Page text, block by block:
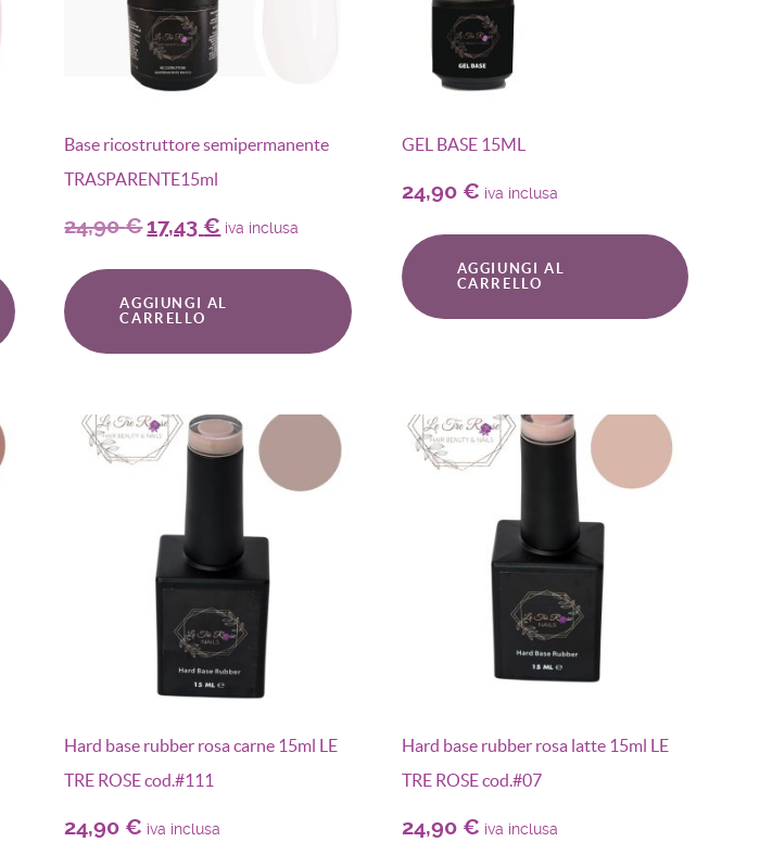
Base ricostruttore semipermanente
TRASPARENTE15ml
24,90€17,43 € iva inclusa
AGGIUNGI AL
CARRELLO
GEL BASE 15ML
24,90 € iva inclusa
AGGIUNGI AL
CARRELLO
Hard base rubber rosa carne 15ml LE
TRE ROSE cod.#111
24,90 € iva inclusa
Hard base rubber rosa latte 15ml LE
TRE ROSE cod.#07
24,90 € iva inclusa